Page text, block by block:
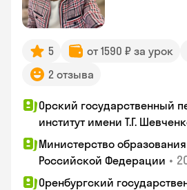
5 от 1590 ₽ за урок
2 отзыва
Орский государственный
институт имени Т.Г.
Министерство
Российской Федерации •
Оренбургский